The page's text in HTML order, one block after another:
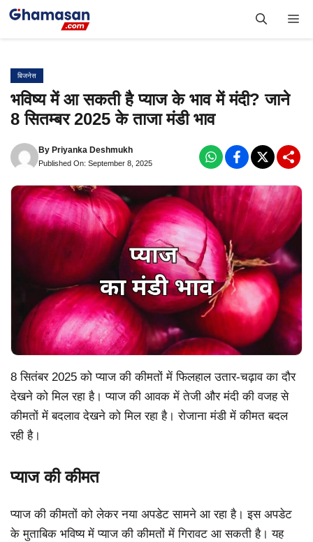
Skip
बिजनेस
भविष्य में आ सकती है प्याज के भाव में मंदी? जाने
8 सितम्बर 2025 के ताजा मंडी भाव
By Priyanka Deshmukh
Published On: September 8, 2025
8 सितंबर 2025 को प्याज की कीमतों में फिलहाल उतार-चढ़ाव का दौर
देखने को मिल रहा है। प्याज की आवक में तेजी और मंदी की वजह से
कीमतों में बदलाव देखने को मिल रहा है। रोजाना मंडी में कीमत बदल
रही है।
प्याज की कीमत
प्याज की कीमतों को लेकर नया अपडेट सामने आ रहा है। इस अपडेट
के मुताबिक भविष्य में प्याज की कीमतों में गिरावट आ सकती है। यह